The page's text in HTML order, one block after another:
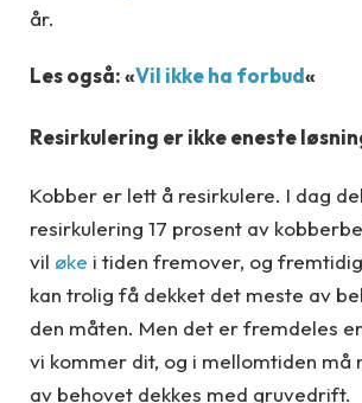
år.
Les også: «Vil ikke ha forbud«
Resirkulering er ikke eneste
Kobber er lett å resirkulere. I dag
resirkulering 17 prosent av
vil øke i tiden fremover, og
kan trolig få dekket det meste av
den måten. Men det er fremdeles
vi kommer dit, og i mellomtiden må
av behovet dekkes med gruvedrift.